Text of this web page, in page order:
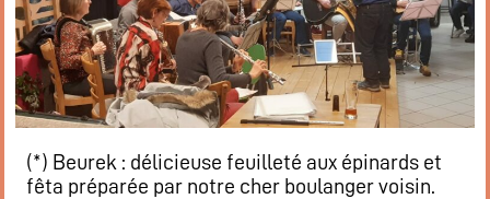
(*) Beurek : délicieuse feuilleté aux épinards et
fêta préparée par notre cher boulanger voisin.